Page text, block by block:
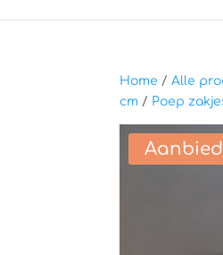
Home /Alle
cm / Poep